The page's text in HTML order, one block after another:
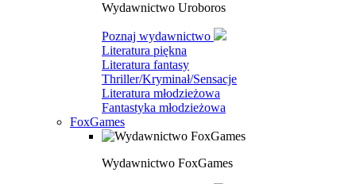
Wydawnictwo Uroboros
Poznaj wydawnictwo
Literatura piękna
Literatura fantasy
Thriller/Kryminał/Sensacje
Literatura młodzieżowa
Fantastyka młodzieżowa
FoxGames
Wydawnictwo FoxGames